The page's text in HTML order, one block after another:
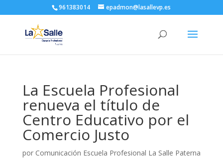
961383014 epadmon@lasallevp.es
La Escuela Profesional
renueva el título de
Centro Educativo por el
Comercio Justo
por Comunicación Escuela Profesional La Salle Paterna